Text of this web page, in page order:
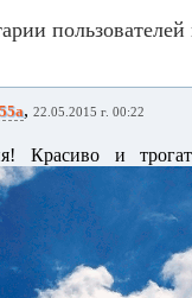
пользователей
, 22.05.2015 г. 00:22
Красиво и